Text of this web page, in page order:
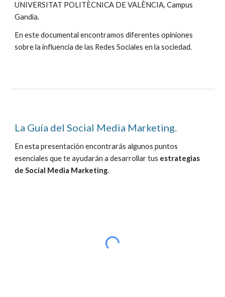
UNIVERSITAT POLITÈCNICA DE VALÈNCIA, Campus
Gandia.
En este documental encontramos diferentes opiniones
sobre la influencia de las Redes Sociales en la sociedad.
La Guía del Social Media Marketing.
En esta presentación encontrarás algunos puntos
esenciales que te ayudarán a desarrollar tus estrategias
de Social Media Marketing.